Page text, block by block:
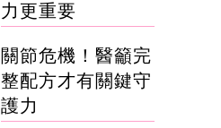
力更重要
關節危機！醫籲完
整配方才有關鍵守
護力